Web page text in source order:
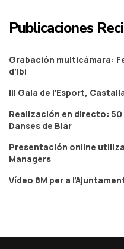
Publicaciones
Grabación multicámara:
d’Ibi
III Gala de l’Esport,
Realización en directo: 50
Danses de Biar
Presentación online
Managers
Vídeo 8M per a